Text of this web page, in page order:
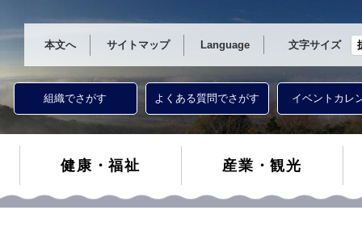
本文へ サイトマップ Language 文字サイズ
組織でさがす よくある質問でさがす イベントカレ
健康・福祉 産業・観光